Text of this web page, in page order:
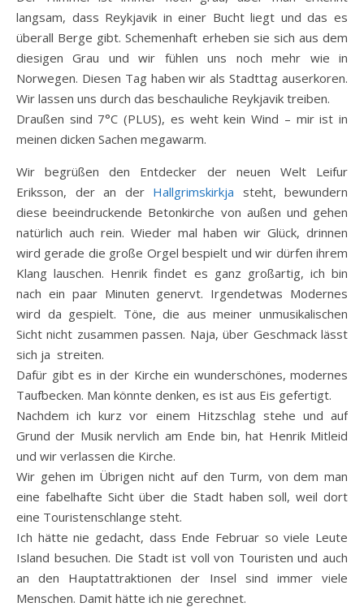
langsam, dass Reykjavik in einer Bucht liegt und das es
überall Berge gibt. Schemenhaft erheben sie sich aus dem
diesigen Grau und wir fühlen uns noch mehr wie in
Norwegen. Diesen Tag haben wir als Stadttag auserkoren.
Wir lassen uns durch das beschauliche Reykjavik treiben.
Draußen sind 7°C (PLUS), es weht kein Wind – mir ist in
meinen dicken Sachen megawarm.
Wir begrüßen den Entdecker der neuen Welt Leifur
Eriksson, der an der Hallgrimskirkja steht, bewundern
diese beeindruckende Betonkirche von außen und gehen
natürlich auch rein. Wieder mal haben wir Glück, drinnen
wird gerade die große Orgel bespielt und wir dürfen ihrem
Klang lauschen. Henrik findet es ganz großartig, ich bin
nach ein paar Minuten genervt. Irgendetwas Modernes
wird da gespielt. Töne, die aus meiner unmusikalischen
Sicht nicht zusammen passen. Naja, über Geschmack lässt
sich ja streiten.
Dafür gibt es in der Kirche ein wunderschönes, modernes
Taufbecken. Man könnte denken, es ist aus Eis gefertigt.
Nachdem ich kurz vor einem Hitzschlag stehe und auf
Grund der Musik nervlich am Ende bin, hat Henrik Mitleid
und wir verlassen die Kirche.
Wir gehen im Übrigen nicht auf den Turm, von dem man
eine fabelhafte Sicht über die Stadt haben soll, weil dort
eine Touristenschlange steht.
Ich hätte nie gedacht, dass Ende Februar so viele Leute
Island besuchen. Die Stadt ist voll von Touristen und auch
an den Hauptattraktionen der Insel sind immer viele
Menschen. Damit hätte ich nie gerechnet.